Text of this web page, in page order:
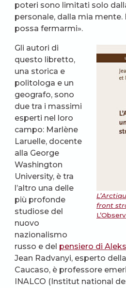
poteri sono limitati solo
personale, dalla mia mente.
possa fermarmi».
front
Gli autori di
questo libretto,
una storica e
politologa e un
geografo, sono
due tra i massimi
esperti nel loro
campo: Marlène
Laruelle, docente
alla George
Washington
University, è tra
l’altro una delle
più profonde
studiose del
nuovo
nazionalismo
russo e del pensiero di
Jean Radvanyi, esperto
Caucaso, è professore
INALCO (Institut national